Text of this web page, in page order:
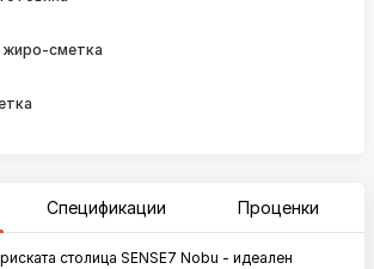
производите пристигнуваат во временскиот
Имајте в предвид дека меѓународните празници
сметка
Спецификации Проценки
столица SENSE7 Nobu - идеален